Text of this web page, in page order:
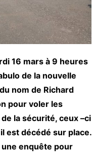
16 mars à 9 heures
de la nouvelle
nom de Richard
pour voler les
la sécurité, ceux –ci
est décédé sur place.
une enquête pour